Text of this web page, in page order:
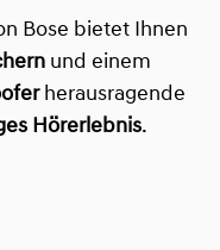
Bose bietet Ihnen
und einem
herausragende
Hörerlebnis.